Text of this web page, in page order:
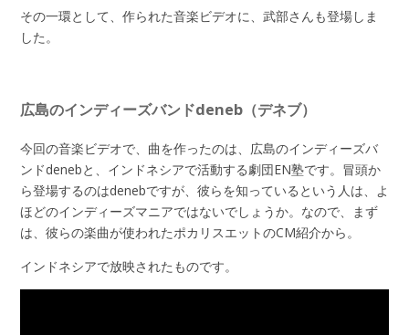
その一環として、作られた音楽ビデオに、武部さんも登場しま
した。
広島のインディーズバンドdeneb（デネブ）
今回の音楽ビデオで、曲を作ったのは、広島のインディーズバ
ンドdenebと、インドネシアで活動する劇団EN塾です。冒頭か
ら登場するのはdenebですが、彼らを知っているという人は、よ
ほどのインディーズマニアではないでしょうか。なので、まず
は、彼らの楽曲が使われたポカリスエットのCM紹介から。
インドネシアで放映されたものです。